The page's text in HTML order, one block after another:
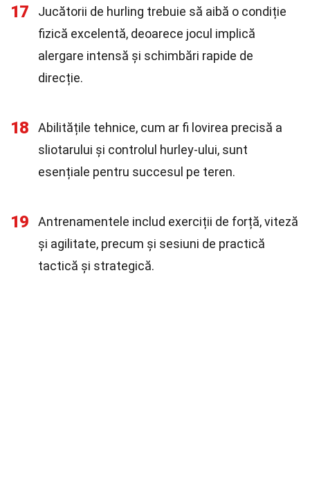
17
Jucătorii de hurling trebuie să aibă o condiție
fizică excelentă, deoarece jocul implică
alergare intensă și schimbări rapide de
direcție.
18
Abilitățile tehnice, cum ar fi lovirea precisă a
sliotarului și controlul hurley-ului, sunt
esențiale pentru succesul pe teren.
19
Antrenamentele includ exerciții de forță, viteză
și agilitate, precum și sesiuni de practică
tactică și strategică.